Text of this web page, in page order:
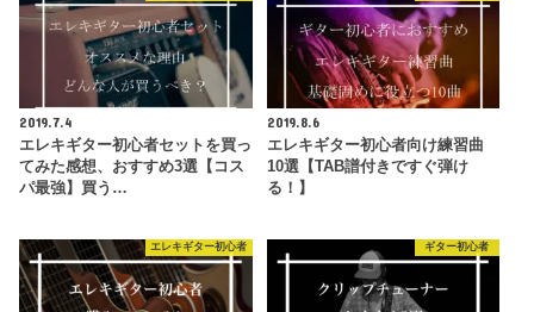
2019.7.4
エレキギター初心者セットを買っ
てみた感想、おすすめ3選【コス
パ最強】買う…
2019.8.6
エレキギター初心者向け練習曲
10選【TAB譜付きですぐ弾け
る！】
エレキギター初心者 ギター初心者